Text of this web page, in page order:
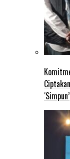
‘Simpun’